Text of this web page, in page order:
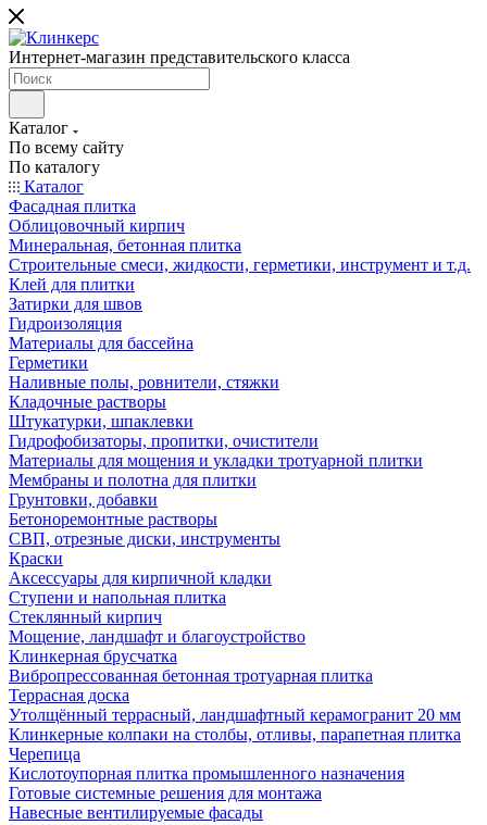
Интернет-магазин представительского класса
Каталог
По всему сайту
По каталогу
Каталог
Фасадная плитка
Облицовочный кирпич
Минеральная, бетонная плитка
Строительные смеси, жидкости, герметики, инструмент и т.д.
Клей для плитки
Затирки для швов
Гидроизоляция
Материалы для бассейна
Герметики
Наливные полы, ровнители, стяжки
Кладочные растворы
Штукатурки, шпаклевки
Гидрофобизаторы, пропитки, очистители
Материалы для мощения и укладки тротуарной плитки
Мембраны и полотна для плитки
Грунтовки, добавки
Бетоноремонтные растворы
СВП, отрезные диски, инструменты
Краски
Аксессуары для кирпичной кладки
Ступени и напольная плитка
Cтеклянный кирпич
Мощение, ландшафт и благоустройство
Клинкерная брусчатка
Вибропрессованная бетонная тротуарная плитка
Террасная доска
Утолщённый террасный, ландшафтный керамогранит 20 мм
Клинкерные колпаки на столбы, отливы, парапетная плитка
Черепица
Кислотоупорная плитка промышленного назначения
Готовые системные решения для монтажа
Навесные вентилируемые фасады